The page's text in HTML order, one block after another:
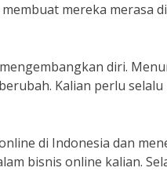
mereka merasa
diri.
Kalian perlu
di Indonesia dan
bisnis online kalian.